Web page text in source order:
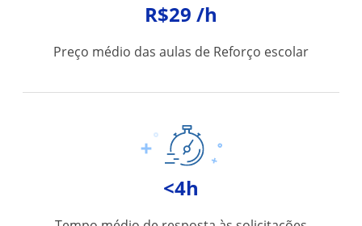
R$29 /h
Preço médio das aulas de Reforço escolar
<4h